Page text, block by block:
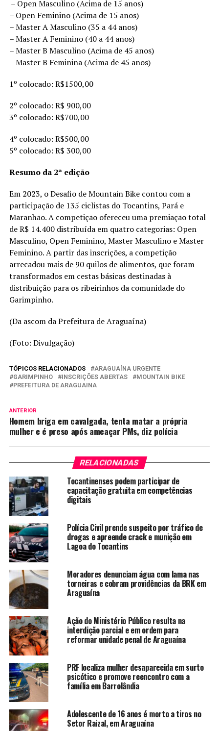
– Open Masculino (Acima de 15 anos)
– Open Feminino (Acima de 15 anos)
– Master A Masculino (35 a 44 anos)
– Master A Feminino (40 a 44 anos)
– Master B Masculino (Acima de 45 anos)
– Master B Feminina (Acima de 45 anos)
1º colocado: R$1500,00
2º colocado: R$ 900,00
3º colocado: R$700,00
4º colocado: R$500,00
5º colocado: R$ 300,00
Resumo da 2ª edição
Em 2023, o Desafio de Mountain Bike contou com a
participação de 135 ciclistas do Tocantins, Pará e
Maranhão. A competição ofereceu uma premiação total
de R$ 14.400 distribuída em quatro categorias: Open
Masculino, Open Feminino, Master Masculino e Master
Feminino. A partir das inscrições, a competição
arrecadou mais de 90 quilos de alimentos, que foram
transformados em cestas básicas destinadas à
distribuição para os ribeirinhos da comunidade do
Garimpinho.
(Da ascom da Prefeitura de Araguaína)
(Foto: Divulgação)
TÓPICOS RELACIONADOS
ARAGUAÍNA URGENTE
GARIMPINHO
INSCRIÇÕES ABERTAS
MOUNTAIN BIKE
PREFEITURA DE ARAGUAINA
ANTERIOR
Homem briga em cavalgada, tenta matar a própria
mulher e é preso após ameaçar PMs, diz polícia
RELACIONADAS
Tocantinenses podem participar de
capacitação gratuita em competências
digitais
Polícia Civil prende suspeito por tráfico de
drogas e apreende crack e munição em
Lagoa do Tocantins
Moradores denunciam água com lama nas
torneiras e cobram providências da BRK em
Araguaína
Ação do Ministério Público resulta na
interdição parcial e em ordem para
reformar unidade penal de Araguaína
PRF localiza mulher desaparecida em surto
psicótico e promove reencontro com a
família em Barrolândia
Adolescente de 16 anos é morto a tiros no
Setor Raizal, em Araguaína